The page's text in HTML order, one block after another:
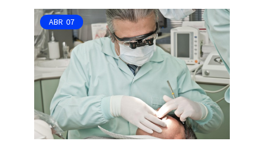
ABR 07